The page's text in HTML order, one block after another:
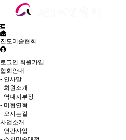
진도미술협회
로그인 회원가입
협회안내
- 인사말
- 회원소개
- 역대지부장
- 미협연혁
- 오시는길
사업소개
- 연간사업